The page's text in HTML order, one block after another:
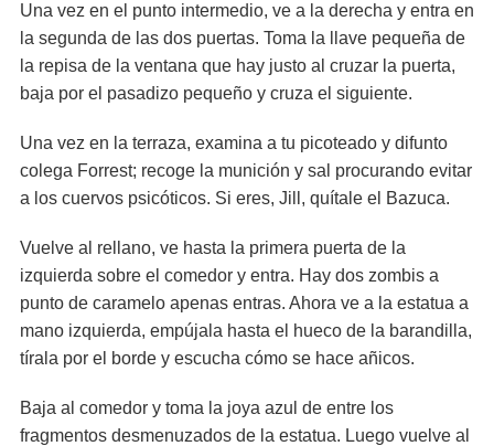
Una vez en el punto intermedio, ve a la derecha y entra en
la segunda de las dos puertas. Toma la llave pequeña de
la repisa de la ventana que hay justo al cruzar la puerta,
baja por el pasadizo pequeño y cruza el siguiente.
Una vez en la terraza, examina a tu picoteado y difunto
colega Forrest; recoge la munición y sal procurando evitar
a los cuervos psicóticos. Si eres, Jill, quítale el Bazuca.
Vuelve al rellano, ve hasta la primera puerta de la
izquierda sobre el comedor y entra. Hay dos zombis a
punto de caramelo apenas entras. Ahora ve a la estatua a
mano izquierda, empújala hasta el hueco de la barandilla,
tírala por el borde y escucha cómo se hace añicos.
Baja al comedor y toma la joya azul de entre los
fragmentos desmenuzados de la estatua. Luego vuelve al